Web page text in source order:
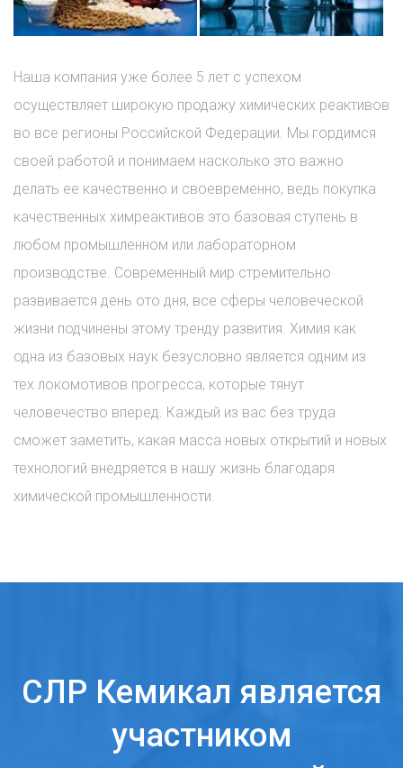
Наша компания уже более 5 лет с успехом
осуществляет широкую продажу химических реактивов
во все регионы Российской Федерации. Мы гордимся
своей работой и понимаем насколько это важно
делать ее качественно и своевременно, ведь покупка
качественных химреактивов это базовая ступень в
любом промышленном или лабораторном
производстве. Современный мир стремительно
развивается день ото дня, все сферы человеческой
жизни подчинены этому тренду развития. Химия как
одна из базовых наук безусловно является одним из
тех локомотивов прогресса, которые тянут
человечество вперед. Каждый из вас без труда
сможет заметить, какая масса новых открытий и новых
технологий внедряется в нашу жизнь благодаря
химической промышленности.
СЛР Кемикал является
участником